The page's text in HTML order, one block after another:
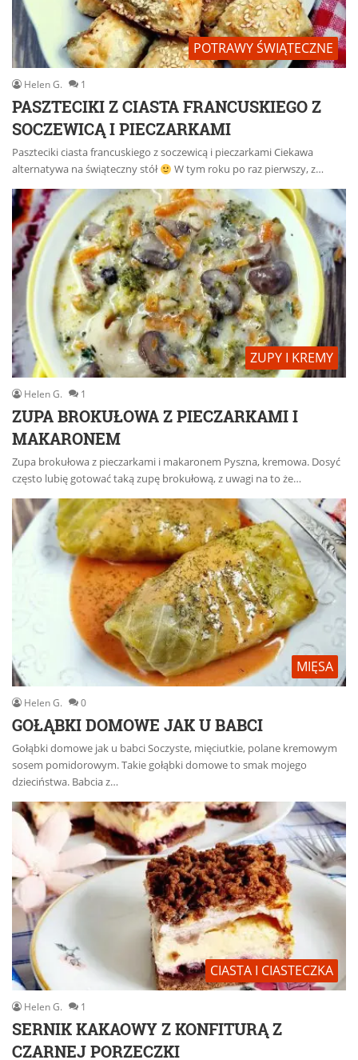
POTRAWY ŚWIĄTECZNE
Helen G. 1
PASZTECIKI Z CIASTA FRANCUSKIEGO Z
SOCZEWICĄ I PIECZARKAMI
Paszteciki ciasta francuskiego z soczewicą i pieczarkami Ciekawa
alternatywa na świąteczny stół
W tym roku po raz pierwszy, z…
ZUPY I KREMY
Helen G. 1
ZUPA BROKUŁOWA Z PIECZARKAMI I
MAKARONEM
Zupa brokułowa z pieczarkami i makaronem Pyszna, kremowa. Dosyć
często lubię gotować taką zupę brokułową, z uwagi na to że…
MIĘSA
Helen G. 0
GOŁĄBKI DOMOWE JAK U BABCI
Gołąbki domowe jak u babci Soczyste, mięciutkie, polane kremowym
sosem pomidorowym. Takie gołąbki domowe to smak mojego
dzieciństwa. Babcia z…
CIASTA I CIASTECZKA
Helen G. 1
SERNIK KAKAOWY Z KONFITURĄ Z
CZARNEJ PORZECZKI